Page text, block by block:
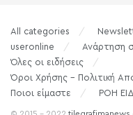
All categories
useronline
Ανάρτηση
Όλες οι ειδήσεις
Όροι Χρήσης – Πολιτική
Ποιοι είμαστε
ΡΟΗ